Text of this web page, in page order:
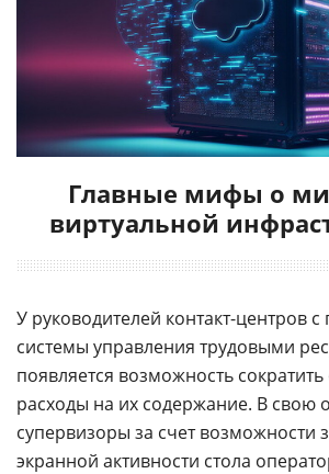
Главные мифы о
виртуальной
У руководителей контакт-центров
системы управления трудовыми
появляется возможность
расходы на их содержание. В свою
супервизоры за счет возможности
экранной активности стола